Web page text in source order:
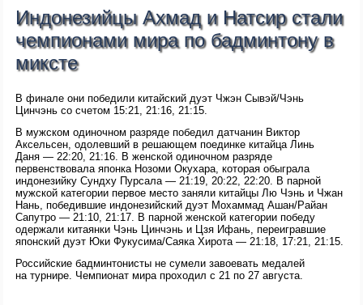
Индонезийцы Ахмад и Натсир стали
чемпионами мира по бадминтону в
миксте
В финале они победили китайский дуэт Чжэн Сывэй/Чэнь
Цинчэнь со счетом 15:21, 21:16, 21:15.
В мужском одиночном разряде победил датчанин Виктор
Аксельсен, одолевший в решающем поединке китайца Линь
Даня — 22:20, 21:16. В женской одиночном разряде
первенствовала японка Нозоми Окухара, которая обыграла
индонезийку Сундху Пурсала — 21:19, 20:22, 22:20. В парной
мужской категории первое место заняли китайцы Лю Чэнь и Чжан
Нань, победившие индонезийский дуэт Мохаммад Ашан/Райан
Сапутро — 21:10, 21:17. В парной женской категории победу
одержали китаянки Чэнь Цинчэнь и Цзя Ифань, переигравшие
японский дуэт Юки Фукусима/Саяка Хирота — 21:18, 17:21, 21:15.
Российские бадминтонисты не сумели завоевать медалей
на турнире. Чемпионат мира проходил с 21 по 27 августа.